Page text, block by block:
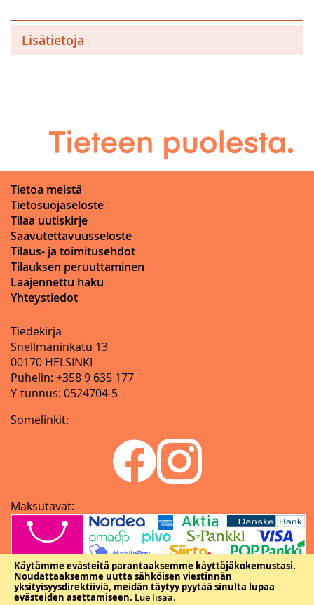
Käytämme evästeitä parantaaksemme käyttäjäkokemustasi.
Noudattaaksemme uutta sähköisen viestinnän
yksityisyysdirektiiviä, meidän täytyy pyytää sinulta lupaa
evästeiden asettamiseen. Lue lisää.
Lisätietoja
Tietoa meistä
Tietosuojaseloste
Tilaa uutiskirje
Saavutettavuusseloste
Tilaus- ja toimitusehdot
Tilauksen peruuttaminen
Laajennettu haku
Yhteystiedot
Tiedekirja
Snellmaninkatu 13
00170 HELSINKI
Puhelin: +358 9 635 177
Y-tunnus: 0524704-5
Somelinkit:
Maksutavat: